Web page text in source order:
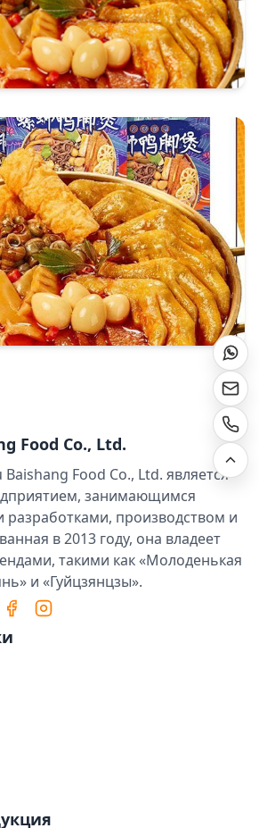
Food Co., Ltd.
Food Co., Ltd. является
занимающимся
разработками, производством и
в 2013 году, она владеет
такими как «Молоденькая
и «Гуйцзянцзы».
FacebookInstagram